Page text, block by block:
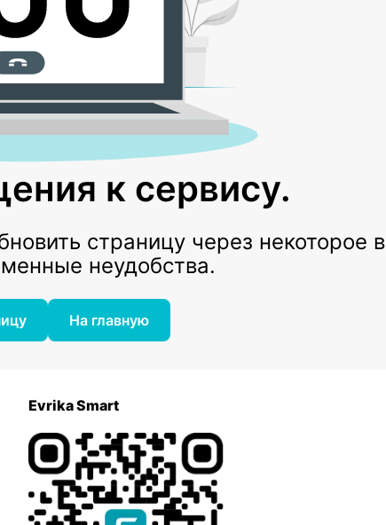
к сервису.
страницу через некоторое
неудобства.
На главную
Evrika Smart